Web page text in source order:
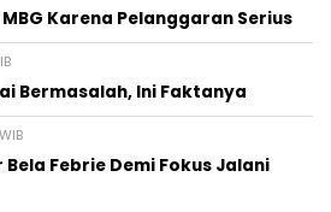
Karena Pelanggaran Serius
Bermasalah, Ini Faktanya
Febrie Demi Fokus Jalani